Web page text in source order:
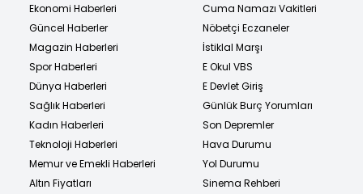
Ekonomi Haberleri
Güncel Haberler
Magazin Haberleri
Spor Haberleri
Dünya Haberleri
Sağlık Haberleri
Kadın Haberleri
Teknoloji Haberleri
Memur ve Emekli Haberleri
Altın Fiyatları
Cuma Namazı Vakitleri
Nöbetçi Eczaneler
İstiklal Marşı
E Okul VBS
E Devlet Giriş
Günlük Burç Yorumları
Son Depremler
Hava Durumu
Yol Durumu
Sinema Rehberi